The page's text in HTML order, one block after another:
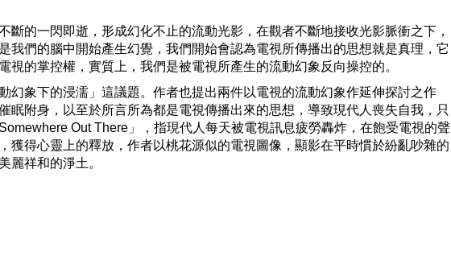
的一閃即逝，形成幻化不止的流動光影，在觀者不斷地接收光影脈衝之下，
們的腦中開始產生幻覺，我們開始會認為電視所傳播出的思想就是真理，它
的掌控權，實質上，我們是被電視所產生的流動幻象反向操控的。
幻象下的浸濡」這議題。作者也提出兩件以電視的流動幻象作延伸探討之作
附身，以至於所言所為都是電視傳播出來的思想，導致現代人喪失自我，只
Out There」，指現代人每天被電視訊息疲勞轟炸，在飽受電視的聲
獲得心靈上的釋放，作者以桃花源似的電視圖像，顯影在平時慣於紛亂吵雜的
麗祥和的淨土。